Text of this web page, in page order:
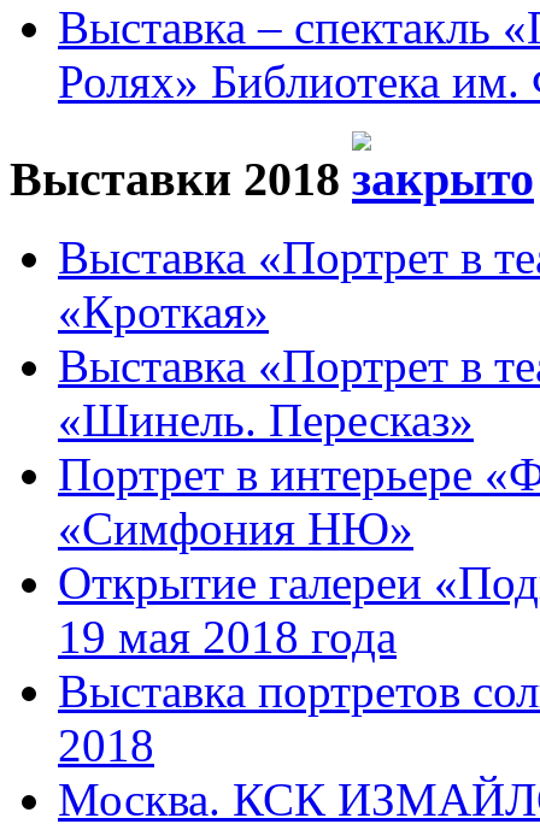
Выставка – спектакль
Ролях» Библиотека
Выставки 2018
Выставка «Портрет в
«Кроткая»
Выставка «Портрет в
«Шинель. Пересказ»
Портрет в интерьере
«Симфония НЮ»
Открытие галереи
19 мая 2018 года
Выставка портретов
2018
Москва. КСК